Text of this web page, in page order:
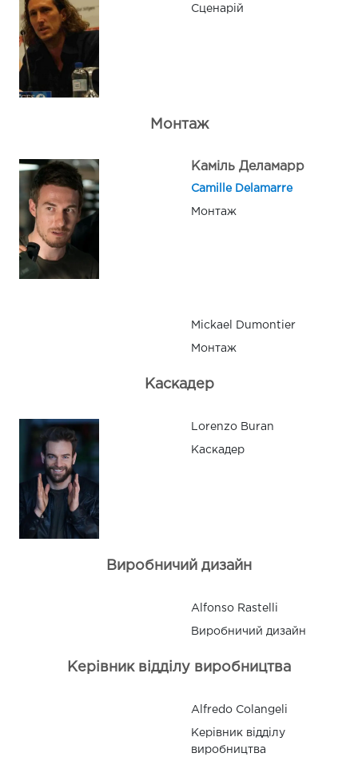
Сценарій
Монтаж
Каміль Деламарр
Camille Delamarre
Монтаж
Mickael Dumontier
Монтаж
Каскадер
Lorenzo Buran
Каскадер
Виробничий дизайн
Alfonso Rastelli
Виробничий дизайн
Керівник відділу виробництва
Alfredo Colangeli
Керівник відділу
виробництва